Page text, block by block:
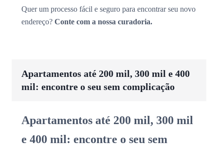
Quer um processo fácil e seguro para encontrar seu novo
endereço? Conte com a nossa curadoria.
Apartamentos até 200 mil, 300 mil e 400
mil: encontre o seu sem complicação
Apartamentos até 200 mil, 300 mil
e 400 mil: encontre o seu sem